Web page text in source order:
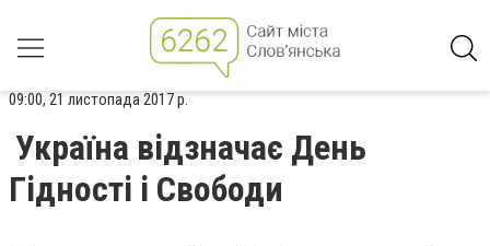
09:00, 21 листопада 2017 р.
Україна відзначає День
Гідності і Свободи